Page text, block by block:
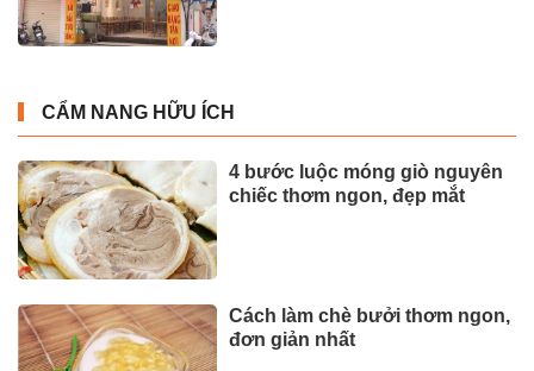
CẨM NANG HỮU ÍCH
4 bước luộc móng giò nguyên
chiếc thơm ngon, đẹp mắt
Cách làm chè bưởi thơm ngon,
đơn giản nhất